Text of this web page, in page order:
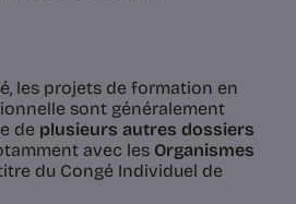
les projets de formation en
sont généralement
de plusieurs autres dossiers
avec les Organismes
du Congé Individuel de